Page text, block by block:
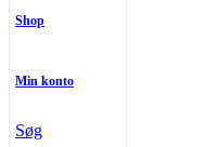
Shop
Min konto
Søg